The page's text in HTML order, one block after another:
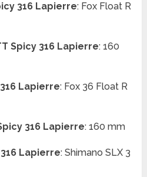
316 Lapierre: Fox Float R
Spicy 316 Lapierre: 160
Lapierre: Fox 36 Float R
316 Lapierre: 160 mm
Lapierre: Shimano SLX 3